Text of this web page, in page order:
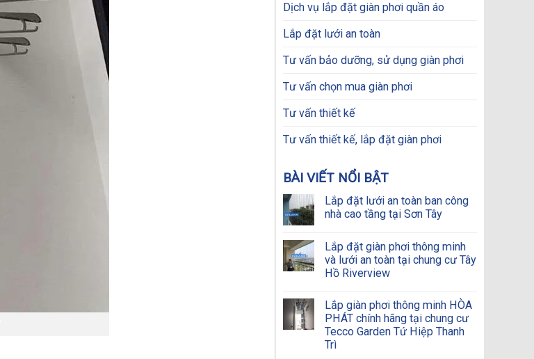
Dịch vụ lắp đặt giàn phơi quần áo
Lắp đặt lưới an toàn
Tư vấn bảo dưỡng, sử dụng giàn phơi
Tư vấn chọn mua giàn phơi
Tư vấn thiết kế
Tư vấn thiết kế, lắp đặt giàn phơi
BÀI VIẾT NỔI BẬT
Lắp đặt lưới an toàn ban công
nhà cao tầng tại Sơn Tây
Lắp đặt giàn phơi thông minh
và lưới an toàn tại chung cư Tây
Hồ Riverview
Lắp giàn phơi thông minh HÒA
PHÁT chính hãng tại chung cư
Tecco Garden Tứ Hiệp Thanh
Trì